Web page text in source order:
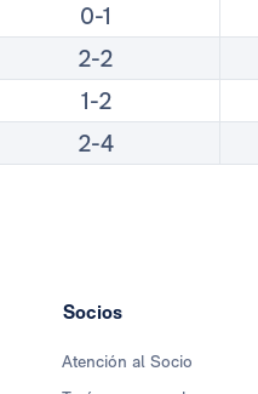
0-1
2-2
1-2
2-4
Socios
Atención al Socio